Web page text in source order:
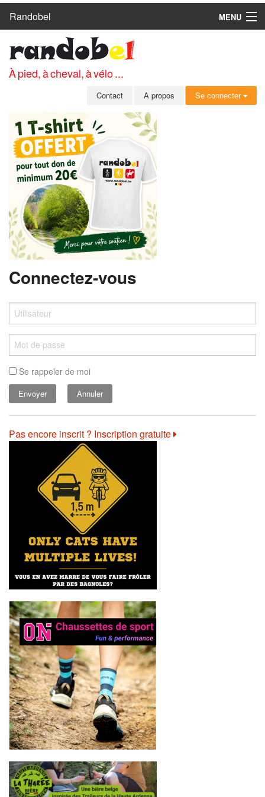
Randobel
MENU
CIRCUITS
CLUBS
MEMBRES
SE CONNECTER
INSCRIPTION GRATUITE
MOT DE PASSE OUBLIÉ
À pied, à cheval, à vélo ...
Contact A propos Se connecter
Connectez-vous
Se rappeler de moi
Annuler
Pas encore inscrit ? Inscription gratuite